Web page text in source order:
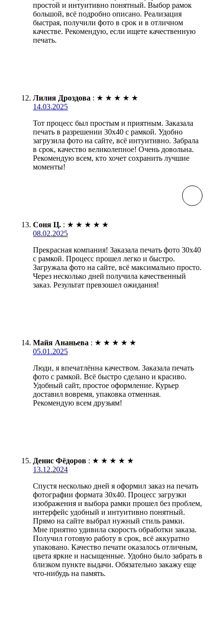
простой и интуитивно понятный. Выбор рамок
большой, всё подробно описано. Реализация
быстрая, получили фото в срок и в отличном
качестве. Рекомендую, если ищете качественную
печать.
Лилия Дроздова : ★ ★ ★ ★ ★
14.03.2025
Тот процесс был простым и приятным. Заказала
печать в разрешении 30х40 с рамкой. Удобно
загрузила фото на сайте, всё интуитивно. Забрала
в срок, качество великолепное! Очень довольна.
Рекомендую всем, кто хочет сохранить лучшие
моменты!
Соня Ц. : ★ ★ ★ ★ ★
08.02.2025
Прекрасная компания! Заказала печать фото 30х40
с рамкой. Процесс прошел легко и быстро.
Загружала фото на сайте, всё максимально просто.
Через несколько дней получила качественный
заказ. Результат превзошел ожидания!
Майя Ананьева : ★ ★ ★ ★ ★
05.01.2025
Люди, я впечатлённа качеством. Заказала печать
фото с рамкой. Всё быстро сделано и красиво.
Удобный сайт, простое оформление. Курьер
доставил вовремя, упаковка отменная.
Рекомендую всем друзьям!
Денис Фёдоров : ★ ★ ★ ★ ★
13.12.2024
Спустя несколько дней я оформил заказ на печать
фотографии формата 30х40. Процесс загрузки
изображения и выбора рамки прошел без проблем,
интерфейс удобный и интуитивно понятный.
Прямо на сайте выбрал нужный стиль рамки.
Мне приятно удивила скорость обработки заказа.
Получил готовую работу в срок, всё аккуратно
упаковано. Качество печати оказалось отличным,
цвета яркие и насыщенные. Удобно было забрать в
близком пункте выдачи. Обязательно закажу еще
что-нибудь на память.